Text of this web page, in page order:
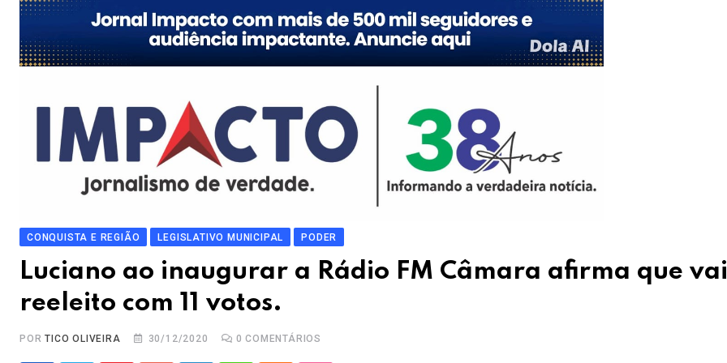
CONQUISTA E REGIÃO LEGISLATIVO MUNICIPAL PODER
Luciano ao inaugurar a Rádio FM Câmara afirma que
reeleito com 11 votos.
PORTICO OLIVEIRA 30/12/2020 0 COMENTÁRIOS